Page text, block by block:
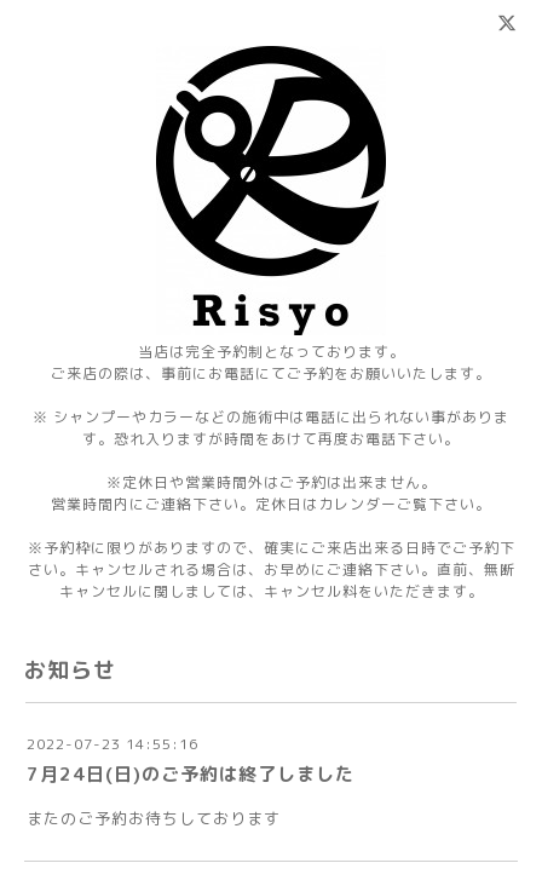
当店は完全予約制となっております。
ご来店の際は、事前にお電話にてご予約をお願いいたします。
※ シャンプーやカラーなどの施術中は電話に出られない事がありま
す。恐れ入りますが時間をあけて再度お電話下さい。
※定休日や営業時間外はご予約は出来ません。
営業時間内にご連絡下さい。定休日はカレンダーご覧下さい。
※予約枠に限りがありますので、確実にご来店出来る日時でご予約下
さい。キャンセルされる場合は、お早めにご連絡下さい。直前、無断
キャンセルに関しましては、キャンセル料をいただきます。
お知らせ
2022-07-23 14:55:16
7月24日(日)のご予約は終了しました
またのご予約お待ちしております